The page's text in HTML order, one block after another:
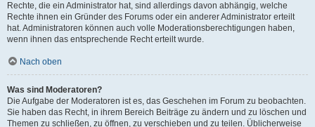
Rechte, die ein Administrator hat, sind allerdings davon abhängig, welche
Rechte ihnen ein Gründer des Forums oder ein anderer Administrator erteilt
hat. Administratoren können auch volle Moderationsberechtigungen haben,
wenn ihnen das entsprechende Recht erteilt wurde.
Nach oben
Was sind Moderatoren?
Die Aufgabe der Moderatoren ist es, das Geschehen im Forum zu beobachten.
Sie haben das Recht, in ihrem Bereich Beiträge zu ändern und zu löschen und
Themen zu schließen, zu öffnen, zu verschieben und zu teilen. Üblicherweise